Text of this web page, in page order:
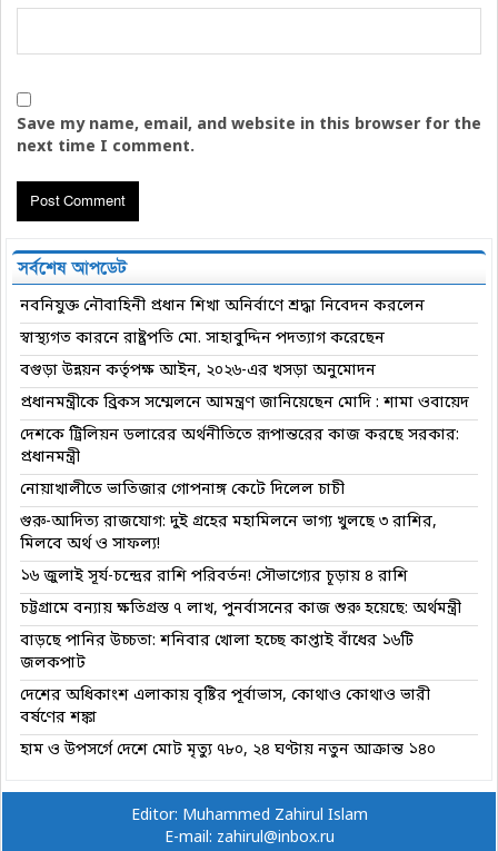
Save my name, email, and website in this browser for the
next time I comment.
সর্বশেষ আপডেট
নবনিযুক্ত নৌবাহিনী প্রধান শিখা অনির্বাণে শ্রদ্ধা নিবেদন করলেন
স্বাস্থ্যগত কারনে রাষ্ট্রপতি মো. সাহাবুদ্দিন পদত্যাগ করেছেন
বগুড়া উন্নয়ন কর্তৃপক্ষ আইন, ২০২৬-এর খসড়া অনুমোদন
প্রধানমন্ত্রীকে ব্রিকস সম্মেলনে আমন্ত্রণ জানিয়েছেন মোদি : শামা ওবায়েদ
দেশকে ট্রিলিয়ন ডলারের অর্থনীতিতে রূপান্তরের কাজ করছে সরকার:
প্রধানমন্ত্রী
নোয়াখালীতে ভাতিজার গোপনাঙ্গ কেটে দিলেল চাচী
গুরু-আদিত্য রাজযোগ: দুই গ্রহের মহামিলনে ভাগ্য খুলছে ৩ রাশির,
মিলবে অর্থ ও সাফল্য!
১৬ জুলাই সূর্য-চন্দ্রের রাশি পরিবর্তন! সৌভাগ্যের চূড়ায় ৪ রাশি
চট্টগ্রামে বন্যায় ক্ষতিগ্রস্ত ৭ লাখ, পুনর্বাসনের কাজ শুরু হয়েছে: অর্থমন্ত্রী
বাড়ছে পানির উচ্চতা: শনিবার খোলা হচ্ছে কাপ্তাই বাঁধের ১৬টি
জলকপাট
দেশের অধিকাংশ এলাকায় বৃষ্টির পূর্বাভাস, কোথাও কোথাও ভারী
বর্ষণের শঙ্কা
হাম ও উপসর্গে দেশে মোট মৃত্যু ৭৮০, ২৪ ঘণ্টায় নতুন আক্রান্ত ১৪০
Editor: Muhammed Zahirul Islam
E-mail: zahirul@inbox.ru